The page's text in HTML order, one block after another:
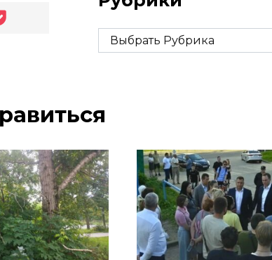
Рубрики